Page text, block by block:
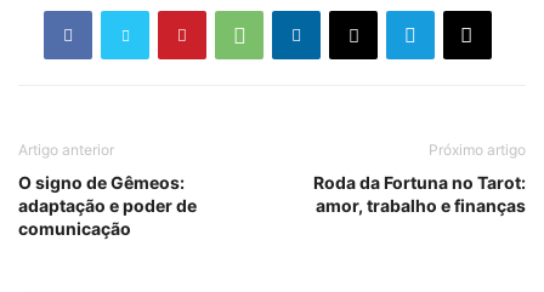
Artigo anterior
O signo de Gêmeos:
adaptação e poder de
comunicação
Próximo artigo
Roda da Fortuna no Tarot:
amor, trabalho e finanças